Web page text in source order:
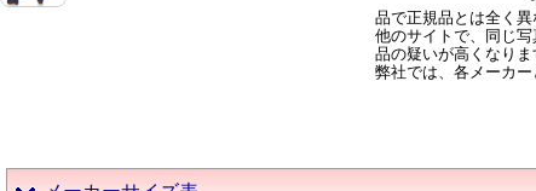
品で正規品とは全く
他のサイトで、同じ
品の疑いが高くなりま
弊社では、各メーカ